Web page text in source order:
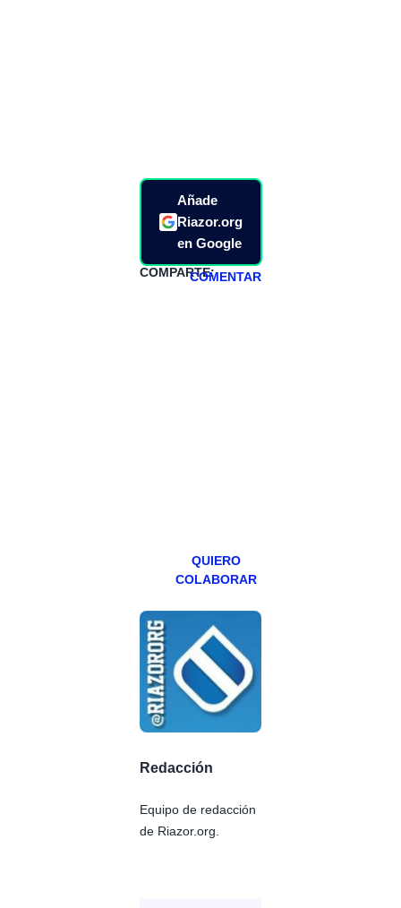
Añade
Riazor.org
en Google
COMPARTE:COMENTAR
QUIERO
COLABORAR
Redacción
Equipo de redacción
de Riazor.org.